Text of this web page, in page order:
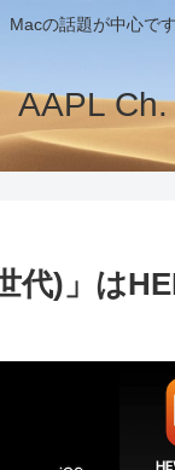
Macの話題が中心です
AAPL Ch.
代)」は